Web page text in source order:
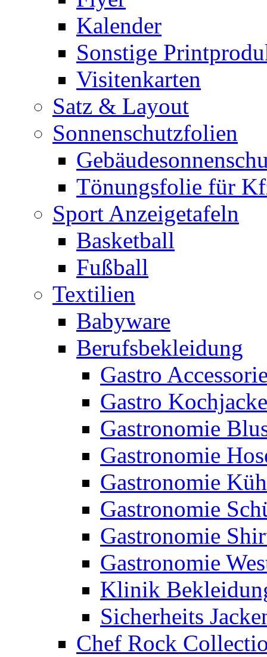
Kalender
Sonstige
Visitenkarten
Satz & Layout
Sonnenschutzfolien
Tönungsfolie für
Sport Anzeigetafeln
Basketball
Fußball
Textilien
Babyware
Berufsbekleidung
Gastro
Gastro
Gastronomie
Gastronomie
Gastronomie
Gastronomie
Gastronomie
Gastronomie
Klinik
Sicherheits
Chef Rock